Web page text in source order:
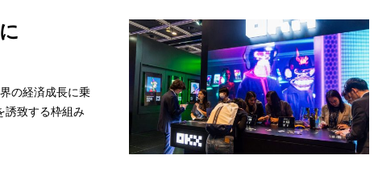
の経済成長に乗
誘致する枠組み